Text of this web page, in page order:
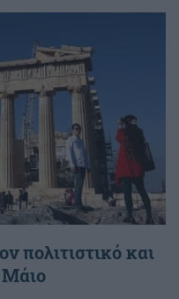
πολιτιστικό και
Μάιο